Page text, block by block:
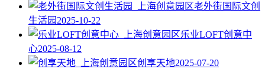
老外街国际文创
生活园 2025-10-22
乐业LOFT创意中
心2025-08-12
创享天地2025-07-20